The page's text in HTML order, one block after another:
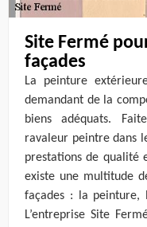
Site Fermé
façades
La peinture
demandant de la
biens adéquats.
ravaleur peintre dans
prestations de qualité
existe une multitude
façades : la peinture,
L’entreprise Site